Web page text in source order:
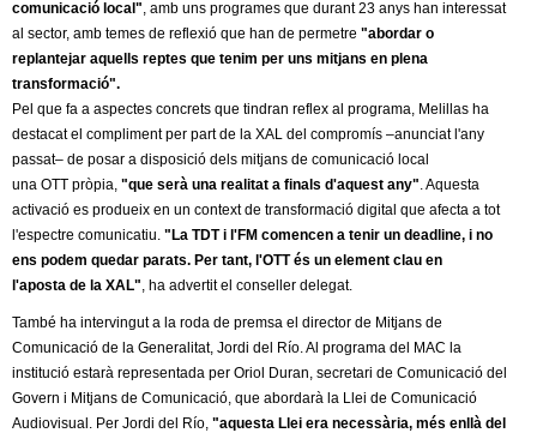
e
s
comunicació local", amb uns programes que durant 23 anys han interessat
al sector, amb temes de reflexió que han de permetre "abordar o
replantejar aquells reptes que tenim per uns mitjans en plena
transformació".
Pel que fa a aspectes concrets que tindran reflex al programa, Melillas ha
destacat el compliment per part de la XAL del compromís –anunciat l'any
passat– de posar a disposició dels mitjans de comunicació local
una OTT pròpia, "que serà una realitat a finals d'aquest any". Aquesta
activació es produeix en un context de transformació digital que afecta a tot
l'espectre comunicatiu. "La TDT i l'FM comencen a tenir un deadline, i no
ens podem quedar parats. Per tant, l'OTT és un element clau en
l'aposta de la XAL", ha advertit el conseller delegat.
També ha intervingut a la roda de premsa el director de Mitjans de
Comunicació de la Generalitat, Jordi del Río. Al programa del MAC la
institució estarà representada per Oriol Duran, secretari de Comunicació del
Govern i Mitjans de Comunicació, que abordarà la Llei de Comunicació
Audiovisual. Per Jordi del Río, "aquesta Llei era necessària, més enllà del